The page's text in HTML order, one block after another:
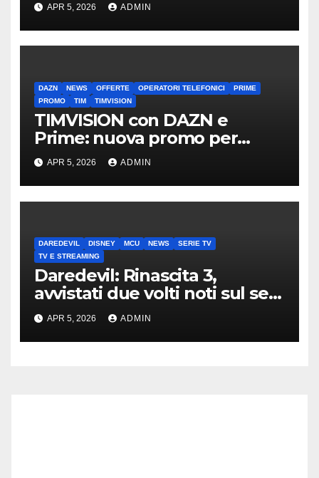
APR 5, 2026 ADMIN
DAZN NEWS OFFERTE OPERATORI TELEFONICI
PRIME
PROMO
TIM TIMVISION
TIMVISION con DAZN e
Prime: nuova promo per
clienti TIM
APR 5, 2026 ADMIN
DAREDEVIL DISNEY MCU NEWS
SERIE TV
TV E STREAMING
Daredevil: Rinascita 3,
avvistati due volti noti sul set
di New York
APR 5, 2026 ADMIN